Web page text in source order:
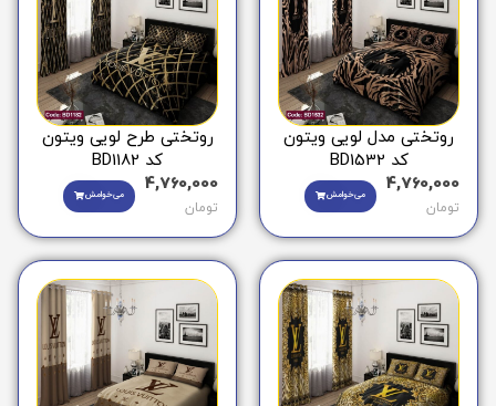
روتختی مدل لویی ویتون
کد BD1532
4,760,000
تومان
می‌خوامش
روتختی طرح لویی ویتون
کد BD1182
4,760,000
تومان
می‌خوامش